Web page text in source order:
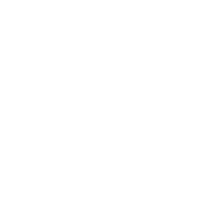
Typografie, ist Carson seit